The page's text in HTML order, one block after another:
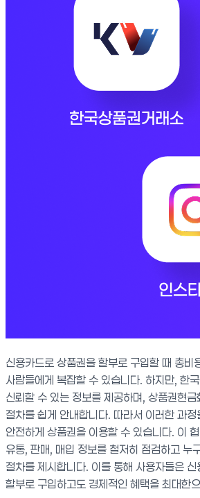
신용카드로 상품권을 할부로 구입할 때 총비
사람들에게 복잡할 수 있습니다. 하지만, 한
신뢰할 수 있는 정보를 제공하며, 상품권현
절차를 쉽게 안내합니다. 따라서 이러한 과
안전하게 상품권을 이용할 수 있습니다. 이
유통, 판매, 매입 정보를 철저히 점검하고 누
절차를 제시합니다. 이를 통해 사용자들은
할부로 구입하고도 경제적인 혜택을 최대한